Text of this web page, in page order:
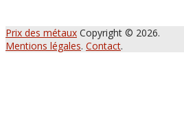
Prix des métaux Copyright © 2026.
Mentions légales. Contact.